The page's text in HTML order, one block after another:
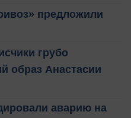
предложили
грубо
образ Анастасии
аварию на